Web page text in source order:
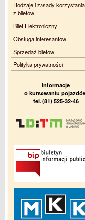
Rodzaje i zasady korzystania
z biletów
Bilet Elektroniczny
Obsługa interesantów
Sprzedaż biletów
Polityka prywatności
Informacje
o kursowaniu
tel. (81) 525-32-46